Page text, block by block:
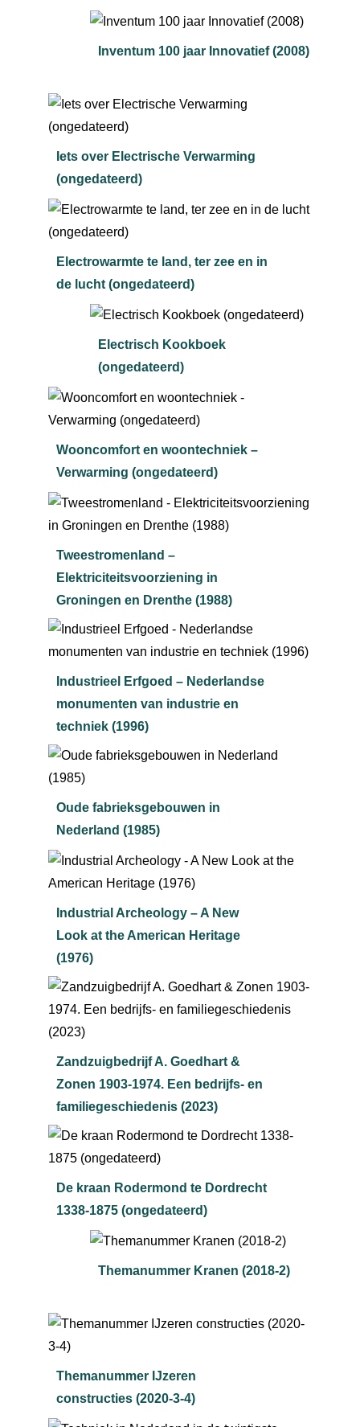
Inventum 100 jaar Innovatief (2008)
Iets over Electrische Verwarming
(ongedateerd)
Electrowarmte te land, ter zee en in
de lucht (ongedateerd)
Electrisch Kookboek
(ongedateerd)
Wooncomfort en woontechniek –
Verwarming (ongedateerd)
Tweestromenland –
Elektriciteitsvoorziening in
Groningen en Drenthe (1988)
Industrieel Erfgoed – Nederlandse
monumenten van industrie en
techniek (1996)
Oude fabrieksgebouwen in
Nederland (1985)
Industrial Archeology – A New
Look at the American Heritage
(1976)
Zandzuigbedrijf A. Goedhart &
Zonen 1903-1974. Een bedrijfs- en
familiegeschiedenis (2023)
De kraan Rodermond te Dordrecht
1338-1875 (ongedateerd)
Themanummer Kranen (2018-2)
Themanummer IJzeren
constructies (2020-3-4)